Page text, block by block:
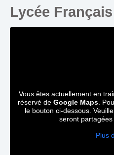
Lycée
Vous êtes actuellement en
réservé deGoogle Maps.
le bouton ci-dessous.
seront
Plus